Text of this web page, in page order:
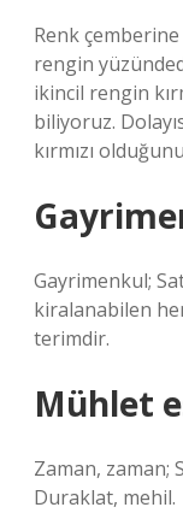
Renk
rengin
ikincil rengin
biliyoruz.
kırmızı
Gayrimenkul;
kiralanabilen
terimdir.
Mühlet
Zaman, zaman;
Duraklat, mehil.